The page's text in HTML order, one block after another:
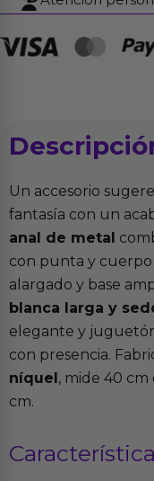
Un accesorio
fantasía con un
anal de metal
con punta y
alargado y base
blanca larga y
elegante y
con presencia.
níquel, mide 40
cm.